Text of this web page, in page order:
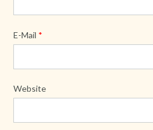
E-Mail *
Website